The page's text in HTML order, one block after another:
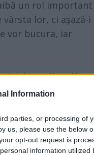
Information
parties, or processing of
us, please use the below
opt-out request is
information utilized
un rol important
lor, ci așază-i
vor bucura, iar
de neuitat. Alege
poți include în